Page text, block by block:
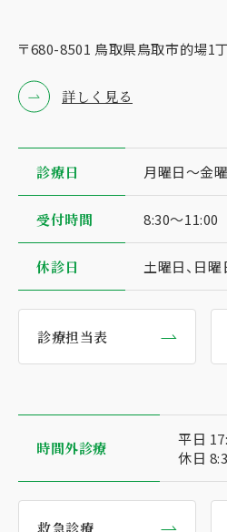
〒680-8501 ⿃取県⿃取市的場1
詳しく見る
診療⽇ ⽉曜⽇〜⾦
受付時間 8:30〜11:00
休診日 土曜日、日曜
診療担当表
時間外診療
平日
休日
救急診療